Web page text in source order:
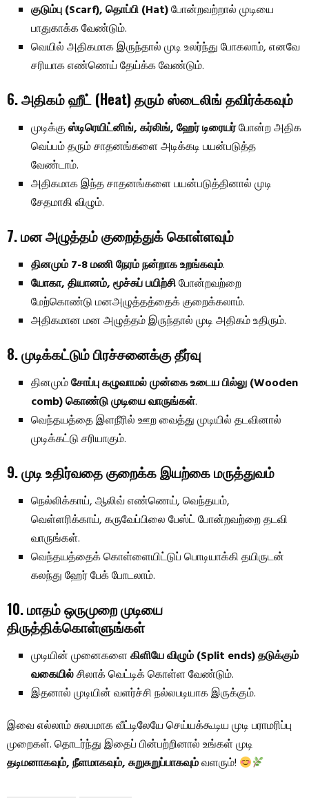
குடும்பு (Scarf), தொப்பி (Hat)போன்றவற்றால் முடியை
பாதுகாக்க வேண்டும்.
வெயில் அதிகமாக இருந்தால் முடி உலர்ந்து போகலாம், எனவே
சரியாக எண்ணெய் தேய்க்க வேண்டும்.
6. அதிகம் ஹீட் (Heat) தரும் ஸ்டைலிங் தவிர்க்கவும்
முடிக்குஸ்டிரெயிட்னிங், கர்லிங், ஹேர் டிரையர்போன்ற அதிக
வெப்பம் தரும் சாதனங்களை அடிக்கடி பயன்படுத்த
வேண்டாம்.
அதிகமாக இந்த சாதனங்களை பயன்படுத்தினால் முடி
சேதமாகி விழும்.
7. மன அழுத்தம் குறைத்துக் கொள்ளவும்
தினமும் 7-8 மணி நேரம் நன்றாக உறங்கவும்.
யோகா, தியானம், மூச்சுப் பயிற்சிபோன்றவற்றை
மேற்கொண்டு மனஅழுத்தத்தைக் குறைக்கலாம்.
அதிகமான மன அழுத்தம் இருந்தால் முடி அதிகம் உதிரும்.
8. முடிக்கட்டும் பிரச்சனைக்கு தீர்வு
தினமும்சோப்பு கழுவாமல் முன்கை உடைய பில்லு (Wooden
comb) கொண்டு முடியை வாருங்கள்.
வெந்தயத்தை இளநீரில் ஊற வைத்து முடியில் தடவினால்
முடிக்கட்டு சரியாகும்.
9. முடி உதிர்வதை குறைக்க இயற்கை மருத்துவம்
நெல்லிக்காய், ஆலிவ் எண்ணெய், வெந்தயம்,
வெள்ளரிக்காய், கருவேப்பிலை பேஸ்ட் போன்றவற்றை தடவி
வாருங்கள்.
வெந்தயத்தைக் கொள்ளையிட்டுப் பொடியாக்கி தயிருடன்
கலந்து ஹேர் பேக் போடலாம்.
10. மாதம் ஒருமுறை முடியை
திருத்திக்கொள்ளுங்கள்
முடியின் முனைகளைகிளியே விழும் (Split ends) தடுக்கும்
வகையில்சிலாக் வெட்டிக் கொள்ள வேண்டும்.
இதனால் முடியின் வளர்ச்சி நல்லபடியாக இருக்கும்.
இவை எல்லாம் சுலபமாக வீட்டிலேயே செய்யக்கூடிய முடி பராமரிப்பு
முறைகள். தொடர்ந்து இதைப் பின்பற்றினால் உங்கள் முடி
தடிமனாகவும், நீளமாகவும், சுறுசுறுப்பாகவும்வளரும்!